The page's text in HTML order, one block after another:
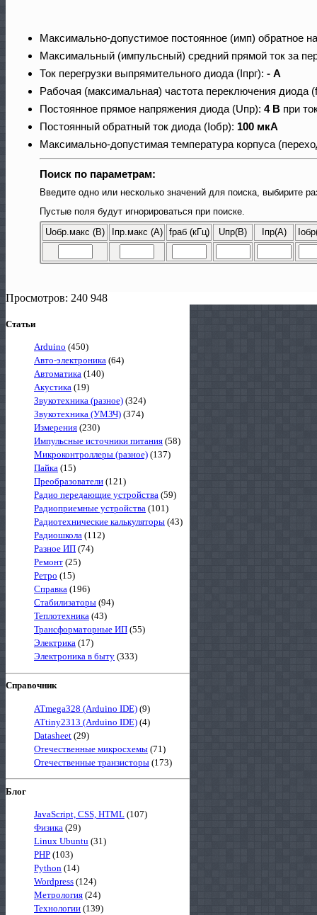
Максимально-допустимое постоянное (имп) обратное
Максимальный (импульсный) средний прямой ток за
Ток перегрузки выпрямительного диода (Iпрг): - А
Рабочая (максимальная) частота переключения диода
Постоянное прямое напряжения диода (Uпр): 4 В при
Постоянный обратный ток диода (Iобр): 100 мкА
Максимально-допустимая температура корпуса
Поиск по параметрам:
Введите одно или несколько значений для поиска, выбирите
Пустые поля будут игнорироваться при поиске.
Uобр.макс (В) Iпр.макс (A) fраб (кГц) Uпр(В) Iпр(А)
Просмотров: 240 948
Статьи
Arduino (450)
Авто-электроника (64)
Автоматика (140)
Акустика (19)
Звукотехника (разное) (324)
Звукотехника (УМЗЧ) (374)
Измерения (230)
Импульсные источники питания (58)
Микроконтроллеры (разное) (137)
Пайка (15)
Преобразователи (121)
Радио передающие устройства (59)
Радиоприемные устройства (101)
Радиотехнические калькуляторы (43)
Радиошкола (112)
Разное ИП (74)
Ремонт (25)
Ретро (15)
Справка (196)
Стабилизаторы (94)
Теплотехника (43)
Трансформаторные ИП (55)
Электрика (17)
Электроника в быту (333)
Справочник
ATmega328 (Arduino IDE) (9)
ATtiny2313 (Arduino IDE) (4)
Datasheet (29)
Отечественные микросхемы (71)
Отечественные транзисторы (173)
Блог
JavaScript, CSS, HTML (107)
Физика (29)
Linux Ubuntu (31)
PHP (103)
Python (14)
Wordpress (124)
Метрология (24)
Технологии (139)